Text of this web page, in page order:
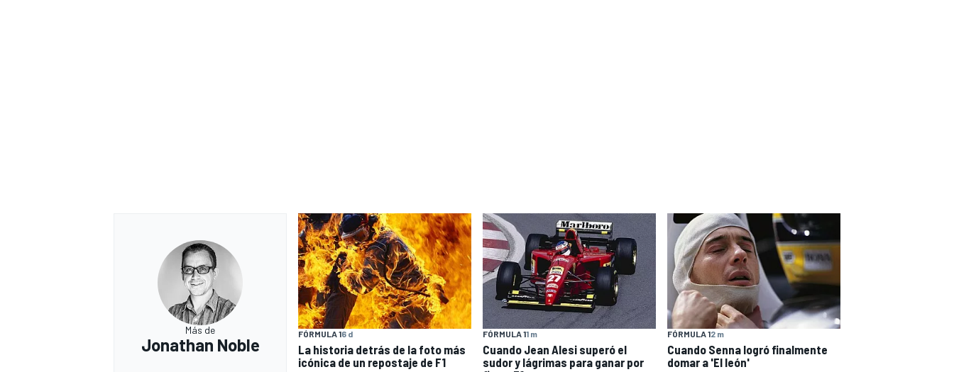
Más de
Jonathan Noble
FÓRMULA 16 d
La historia detrás de la foto más
icónica de un repostaje de F1
FÓRMULA 11 m
Cuando Jean Alesi superó el
sudor y lágrimas para ganar por
FÓRMULA 12 m
Cuando Senna logró finalmente
domar a 'El león'